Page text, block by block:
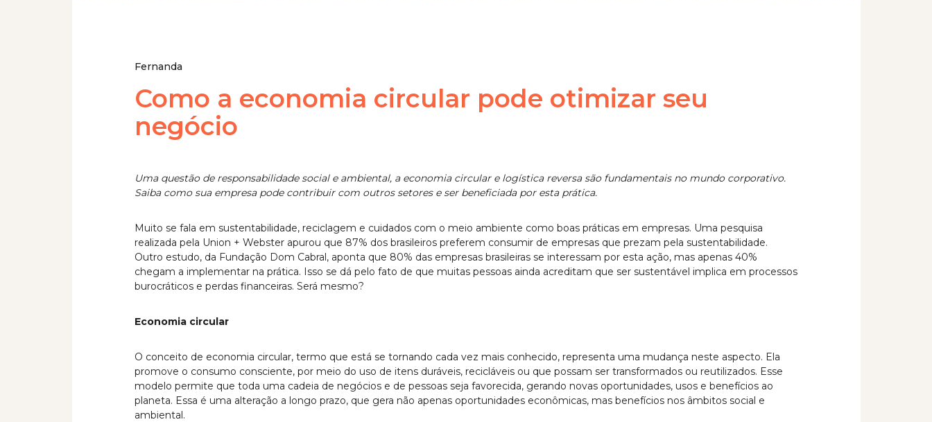
Fernanda
Como a economia circular pode otimizar seu
negócio
Uma questão de responsabilidade social e ambiental, a economia circular e logística reversa são fundamentais no mundo corporativo.
Saiba como sua empresa pode contribuir com outros setores e ser beneficiada por esta prática.
Muito se fala em sustentabilidade, reciclagem e cuidados com o meio ambiente como boas práticas em empresas. Uma pesquisa
realizada pela Union + Webster apurou que 87% dos brasileiros preferem consumir de empresas que prezam pela sustentabilidade.
Outro estudo, da Fundação Dom Cabral, aponta que 80% das empresas brasileiras se interessam por esta ação, mas apenas 40%
chegam a implementar na prática. Isso se dá pelo fato de que muitas pessoas ainda acreditam que ser sustentável implica em processos
burocráticos e perdas financeiras. Será mesmo?
Economia circular
O conceito de economia circular, termo que está se tornando cada vez mais conhecido, representa uma mudança neste aspecto. Ela
promove o consumo consciente, por meio do uso de itens duráveis, recicláveis ou que possam ser transformados ou reutilizados. Esse
modelo permite que toda uma cadeia de negócios e de pessoas seja favorecida, gerando novas oportunidades, usos e benefícios ao
planeta. Essa é uma alteração a longo prazo, que gera não apenas oportunidades econômicas, mas benefícios nos âmbitos social e
ambiental.